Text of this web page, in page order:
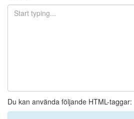
Du kan använda följande HTML-taggar: